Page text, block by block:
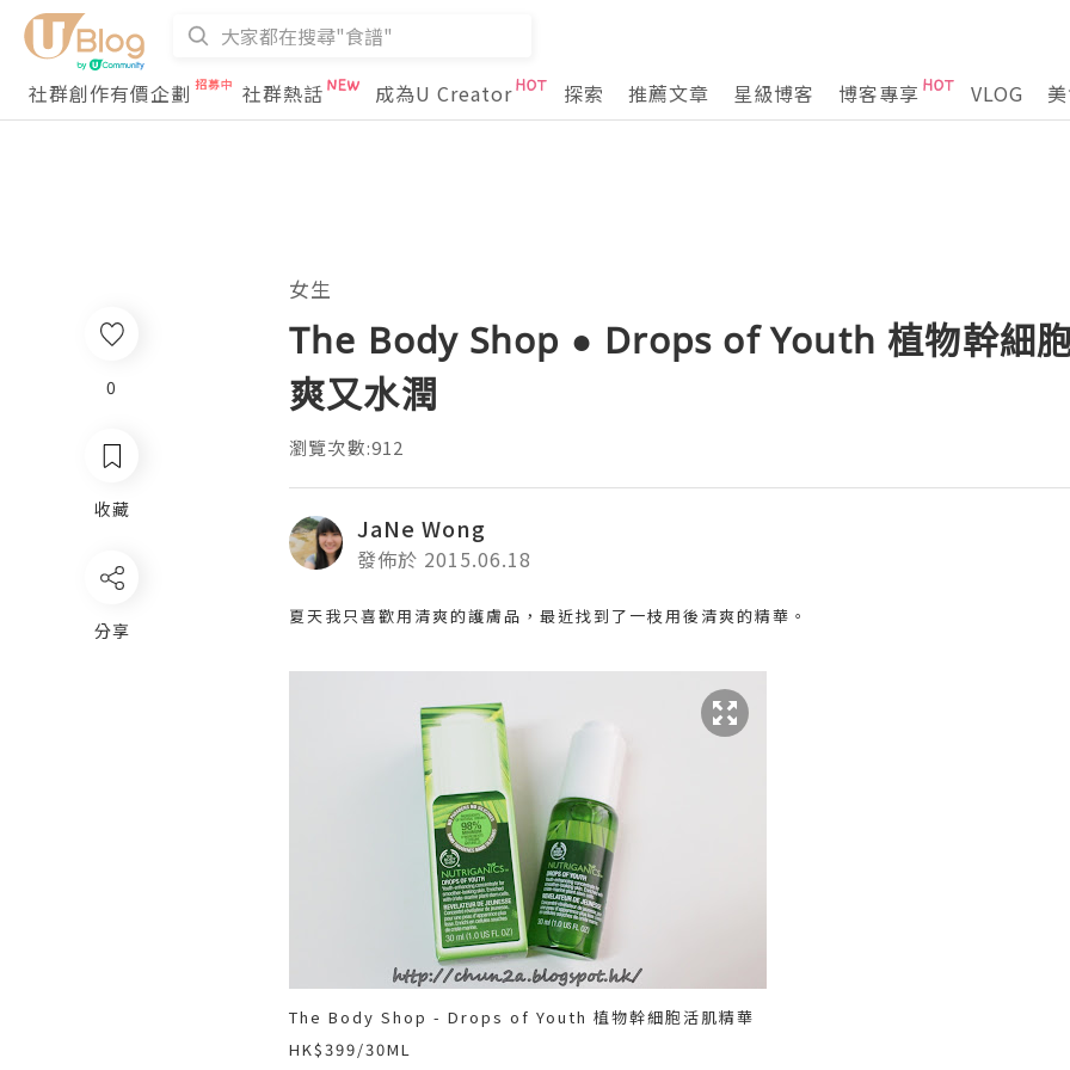
社群創作有價企劃 社群熱話 成為U Creator 探索 推薦文章 星級博客 博客專享 VLOG
0
收藏
分享
女生
The Body Shop ● Drops of Youth 植物幹細
爽又水潤
瀏覽次數:912
JaNe Wong
發佈於 2015.06.18
夏天我只喜歡用清爽的護膚品，最近找到了一枝用後清爽的精華。
The Body Shop - Drops of Youth 植物幹細胞活肌精華
HK$399/30ML